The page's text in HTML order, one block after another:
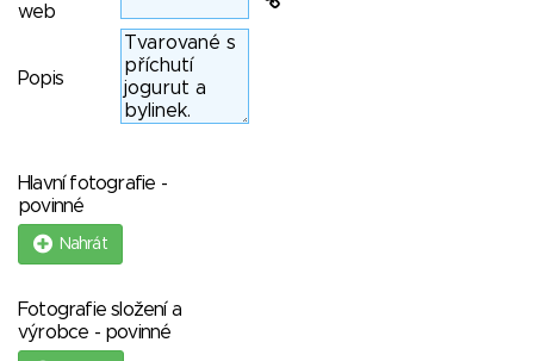
web
Popis
Hlavní fotografie -
povinné
Nahrát
Fotografie složení a
výrobce - povinné